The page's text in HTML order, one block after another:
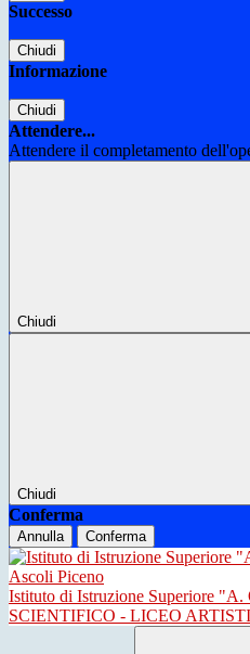
Successo
Chiudi
Informazione
Chiudi
Attendere...
Attendere il completamento
Chiudi
Chiudi
Conferma
Annulla Conferma
Istituto di Istruzione Superiore
SCIENTIFICO - LICEO